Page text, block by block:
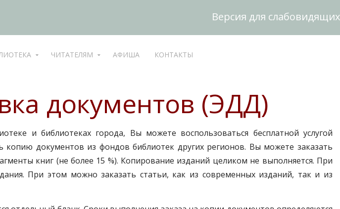
Версия для слабовидящих
ЧИТАТЕЛЯМ АФИША КОНТАКТЫ
документов (ЭДД)
и библиотеках города, Вы можете воспользоваться бесплатной услугой
документов из фондов библиотек других регионов. Вы можете заказать
книг (не более 15 %). Копирование изданий целиком не выполняется. При
При этом можно заказать статьи, как из современных изданий, так и из